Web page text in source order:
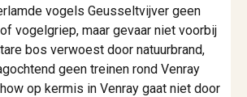
vogels Geusseltvijver geen
vogelgriep, maar gevaar niet voorbij
bos verwoest door natuurbrand,
geen treinen rond Venray
op kermis in Venray gaat niet door